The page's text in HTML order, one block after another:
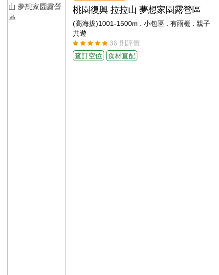
桃園復興 拉拉山 夢想家園露營區
(高海拔)1001-1500m .小包區 .有雨棚 .親子
共遊
36 則評價
查訂空位
食材直配